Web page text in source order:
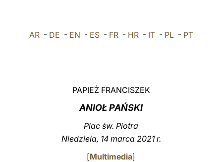
AR- DE - EN - ES- FR- HR- IT- PL- PT
PAPIEŻ FRANCISZEK
ANIOŁ PAŃSKI
Plac św. Piotra
Niedziela, 14 marca 2021 r.
[Multimedia]